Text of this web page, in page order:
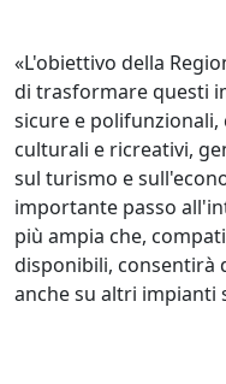
«L'obiettivo della
di trasformare questi
sicure e
culturali e ricreativi,
sul turismo e
importante passo
più ampia che,
disponibili, consentirà
anche su altri impianti